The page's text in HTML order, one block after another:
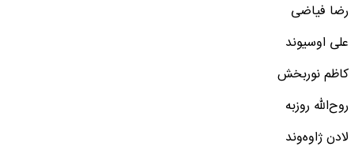
رضا فیاضی
علی اوسیوند
کاظم نوربخش
روح‌الله روزبه
لادن ژاوه‌وند